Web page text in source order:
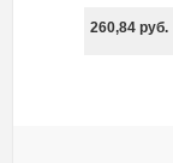
260,84 руб.